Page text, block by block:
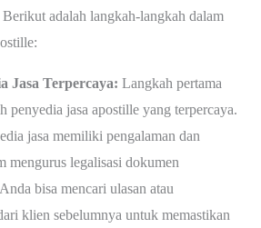
adalah langkah-langkah dalam
Jasa Terpercaya: Langkah pertama
penyedia jasa apostille yang terpercaya.
jasa memiliki pengalaman dan
mengurus legalisasi dokumen
bisa mencari ulasan atau
klien sebelumnya untuk memastikan